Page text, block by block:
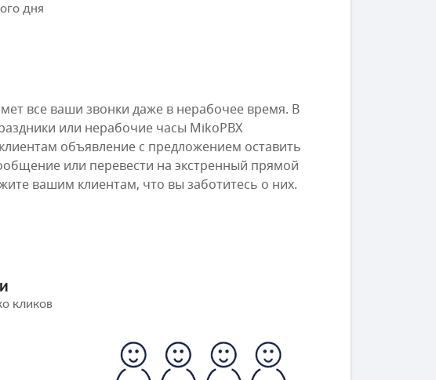
дня
все ваши звонки даже в нерабочее время. В
или нерабочие часы MikoPBX
объявление с предложением оставить
или перевести на экстренный прямой
вашим клиентам, что вы заботитесь о них.
кликов